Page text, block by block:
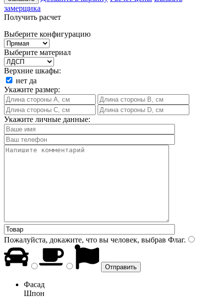
замерщика
Получить расчет
Выберите конфигурацию
Выберите материал
Верхние шкафы:
нет да
Укажите размер:
Укажите личные данные:
Пожалуйста, докажите, что вы человек, выбрав Флаг.
Фасад
Шпон